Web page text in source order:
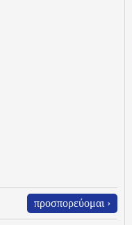
προσπορεύομαι ›